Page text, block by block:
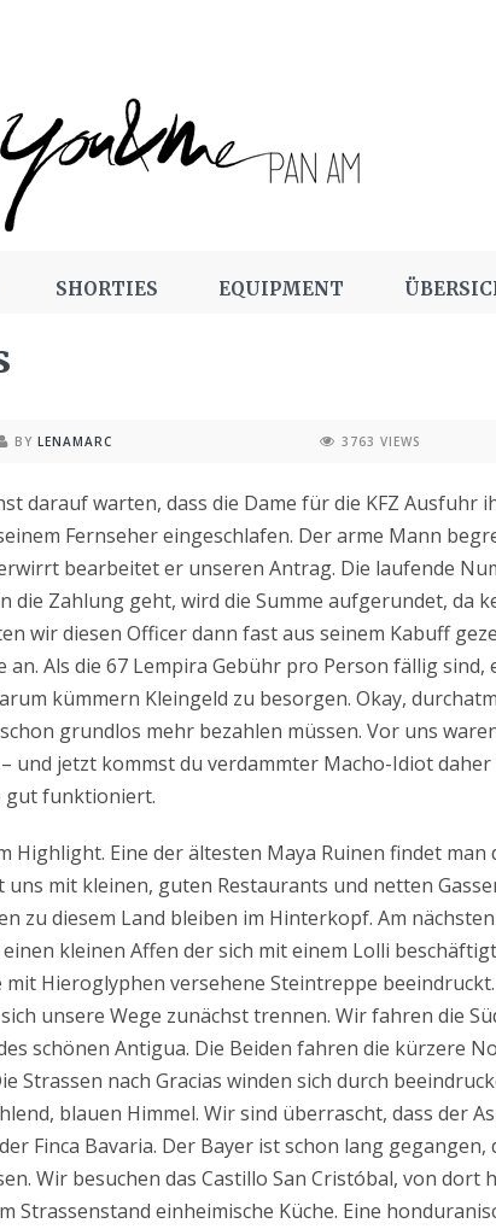
SHORTIES EQUIPMENT
BY LENAMARC 3763 VIEWS
darauf warten, dass die Dame für die KFZ Ausfuhr
Fernseher eingeschlafen. Der arme Mann
bearbeitet er unseren Antrag. Die laufende
die Zahlung geht, wird die Summe aufgerundet, da
wir diesen Officer dann fast aus seinem Kabuff
Als die 67 Lempira Gebühr pro Person fällig
kümmern Kleingeld zu besorgen. Okay,
grundlos mehr bezahlen müssen. Vor uns
und jetzt kommst du verdammter Macho-Idiot
gut funktioniert.
Eine der ältesten Maya Ruinen findet man
uns mit kleinen, guten Restaurants und netten
zu diesem Land bleiben im Hinterkopf. Am
kleinen Affen der sich mit einem Lolli
Hieroglyphen versehene Steintreppe
unsere Wege zunächst trennen. Wir fahren die
schönen Antigua. Die Beiden fahren die kürzere
Strassen nach Gracias winden sich durch
blauen Himmel. Wir sind überrascht, dass der
Finca Bavaria. Der Bayer ist schon lang
Wir besuchen das Castillo San Cristóbal, von dort
Strassenstand einheimische Küche. Eine